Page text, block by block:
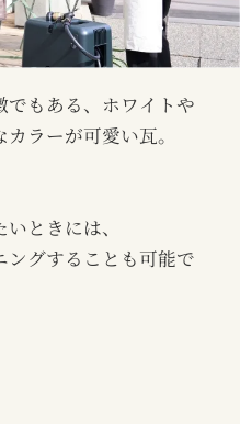
もある、ホワイトや
ラーが可愛い瓦。
ときには、
グすることも可能で